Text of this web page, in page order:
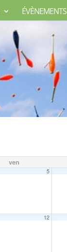
ÉVÈNEMENTS
ven
5
12